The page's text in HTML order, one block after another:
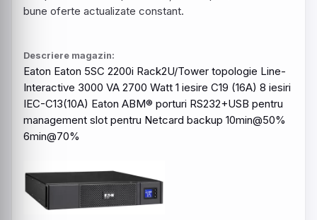
bune oferte actualizate constant.
Descriere magazin:
Eaton Eaton 5SC 2200i Rack2U/Tower topologie Line-
Interactive 3000 VA 2700 Watt 1 iesire C19 (16A) 8 iesiri
IEC-C13(10A) Eaton ABM® porturi RS232+USB pentru
management slot pentru Netcard backup 10min@50%
6min@70%